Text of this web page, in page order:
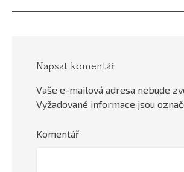
Napsat komentář
Vaše e-mailová adresa nebude
Vyžadované informace jsou
Komentář